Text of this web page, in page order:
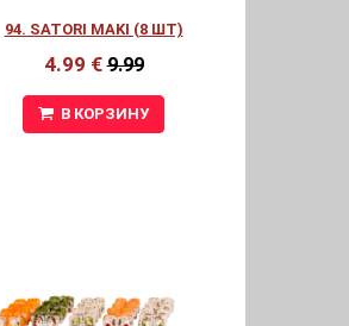
94. SATORI MAKI (8 ШТ)
4.99 €9.99
В КОРЗИНУ